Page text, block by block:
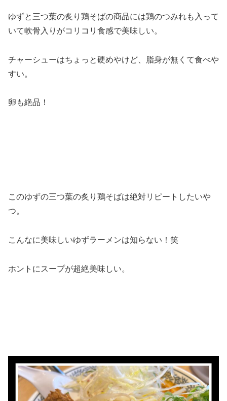
ゆずと三つ葉の炙り鶏そばの商品には鶏のつみれも入って
いて軟骨入りがコリコリ食感で美味しい。
チャーシューはちょっと硬めやけど、脂身が無くて食べや
すい。
卵も絶品！
このゆずの三つ葉の炙り鶏そばは絶対リピートしたいや
つ。
こんなに美味しいゆずラーメンは知らない！笑
ホントにスープが超絶美味しい。